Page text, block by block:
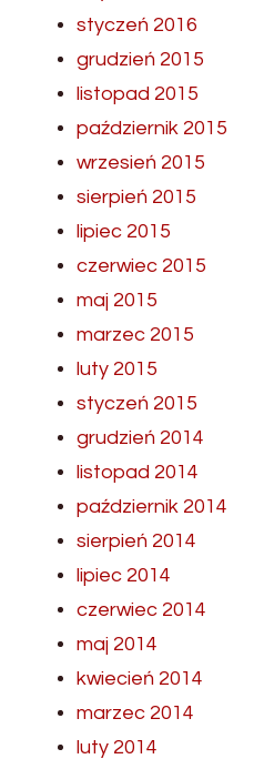
styczeń 2016
grudzień 2015
listopad 2015
październik 2015
wrzesień 2015
sierpień 2015
lipiec 2015
czerwiec 2015
maj 2015
marzec 2015
luty 2015
styczeń 2015
grudzień 2014
listopad 2014
październik 2014
sierpień 2014
lipiec 2014
czerwiec 2014
maj 2014
kwiecień 2014
marzec 2014
luty 2014